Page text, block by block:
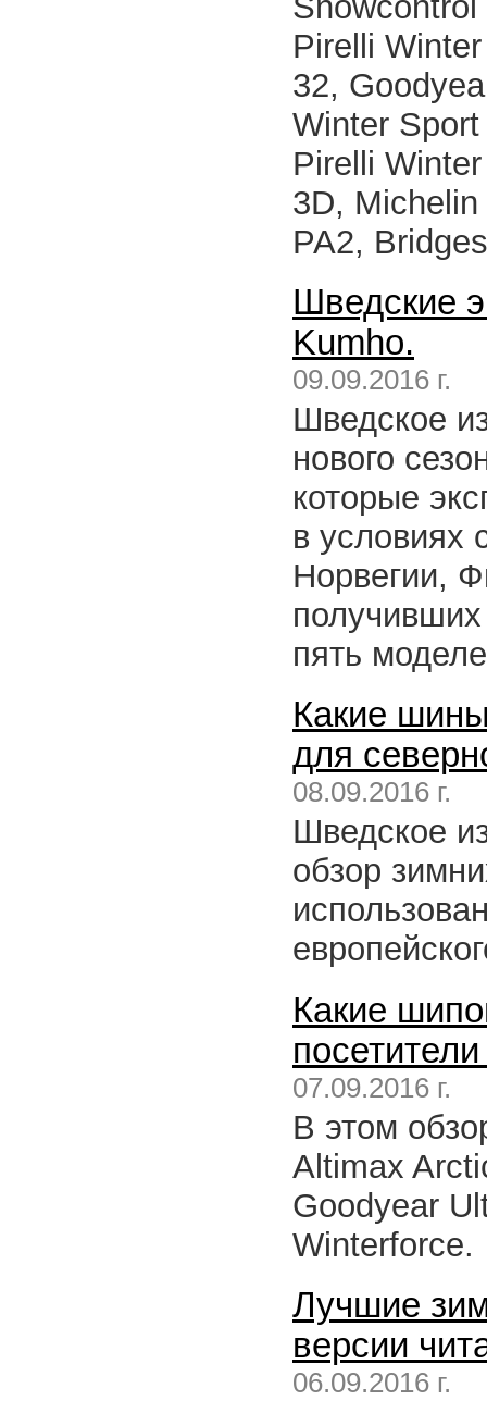
Pirelli
32,
Winter
Pirelli
3D,
PA2,
Шведские
Kumho.
09.09.2016 г.
Шведское
нового
которые
в
Норвегии,
пять
Какие
для
08.09.2016 г.
Шведское
обзор
Какие
07.09.2016 г.
В этом
Altimax
Goodyear
Winterforce.
Лучшие
версии
06.09.2016 г.